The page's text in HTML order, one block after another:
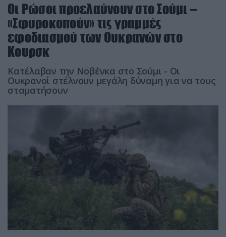
Οι Ρώσοι προελαύνουν στο Σούμι –
«Σφυροκοπούν» τις γραμμές
εφοδιασμού των Ουκρανών στο
Κουρσκ
Κατέλαβαν την Νοβένκα στο Σούμι - Οι
Ουκρανοί στέλνουν μεγάλη δύναμη για να τους
σταματήσουν